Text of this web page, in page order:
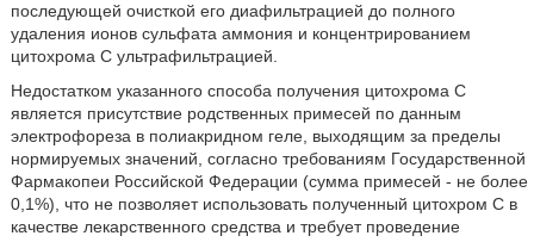
последующей очисткой его диафильтрацией до полного
удаления ионов сульфата аммония и концентрированием
цитохрома С ультрафильтрацией.
Недостатком указанного способа получения цитохрома С
является присутствие родственных примесей по данным
электрофореза в полиакридном геле, выходящим за пределы
нормируемых значений, согласно требованиям Государственной
Фармакопеи Российской Федерации (сумма примесей - не более
0,1%), что не позволяет использовать полученный цитохром С в
качестве лекарственного средства и требует проведение